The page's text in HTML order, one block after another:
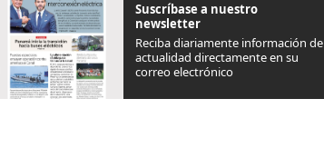
Suscríbase a nuestro
newsletter
Reciba diariamente información de
actualidad directamente en su
correo electrónico